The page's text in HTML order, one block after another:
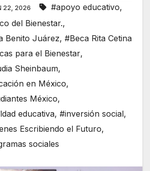
22, 2026 #apoyo educativo,
del Bienestar.,
Benito Juárez, #Beca Rita Cetina
para el Bienestar,
Sheinbaum,
en México,
México,
educativa, #inversión social,
Escribiendo el Futuro,
sociales